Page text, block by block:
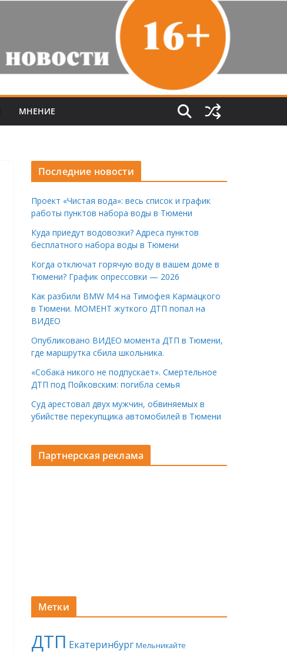
МНЕНИЕ
Последние новости
Проект «Чистая вода»: весь список и график
работы пунктов набора воды в Тюмени
Куда приедут водовозки? Адреса пунктов
бесплатного набора воды в Тюмени
Когда отключат горячую воду в вашем доме в
Тюмени? График опрессовки — 2026
Как разбили BMW M4 на Тимофея Кармацкого
в Тюмени. МОМЕНТ жуткого ДТП попал на
ВИДЕО
Опубликовано ВИДЕО момента ДТП в Тюмени,
где маршрутка сбила школьника.
«Собака никого не подпускает». Смертельное
ДТП под Пойковским: погибла семья
Суд арестовал двух мужчин, обвиняемых в
убийстве перекупщика автомобилей в Тюмени
Партнерская реклама
Метки
ДТП Екатеринбург Мельникайте